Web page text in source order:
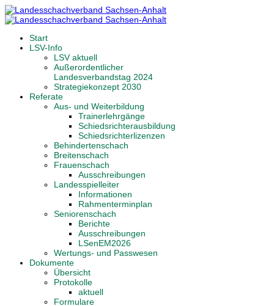
Start
LSV-Info
LSV aktuell
Außerordentlicher
Landesverbandstag 2024
Strategiekonzept 2030
Referate
Aus- und Weiterbildung
Trainerlehrgänge
Schiedsrichterausbildung
Schiedsrichterlizenzen
Behindertenschach
Breitenschach
Frauenschach
Ausschreibungen
Landesspielleiter
Informationen
Rahmenterminplan
Seniorenschach
Berichte
Ausschreibungen
LSenEM2026
Wertungs- und Passwesen
Dokumente
Übersicht
Protokolle
aktuell
Formulare